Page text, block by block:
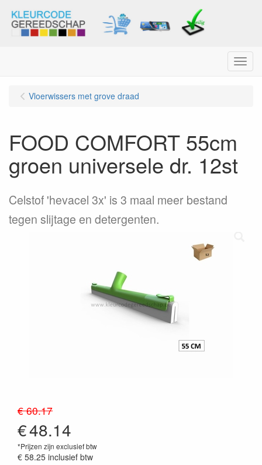
Menu
Vloerwissers met grove draad
FOOD COMFORT 55cm
groen universele dr. 12st
Celstof 'hevacel 3x' is 3 maal meer bestand
tegen slijtage en detergenten.
€ 60.17
€48.14
*Prijzen zijn exclusief btw
€ 58.25 inclusief btw